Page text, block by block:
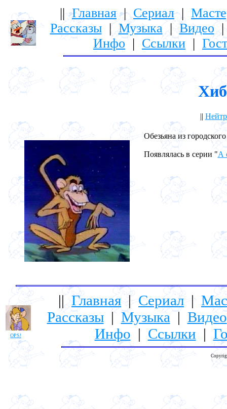
||Главная| Сериал|
Рассказы|Музыка|Видео
Инфо| Ссылки |
||
Обезьяна из
Появлялась в серии "А
OPS!
||Главная|Сериал|
Рассказы| Музыка | Видео
Инфо | Ссылки |